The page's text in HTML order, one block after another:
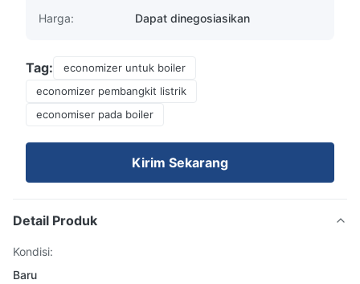
Harga:
Dapat dinegosiasikan
Tag:
economizer untuk boiler
economizer pembangkit listrik
economiser pada boiler
Kirim Sekarang
Detail Produk
Kondisi:
Baru